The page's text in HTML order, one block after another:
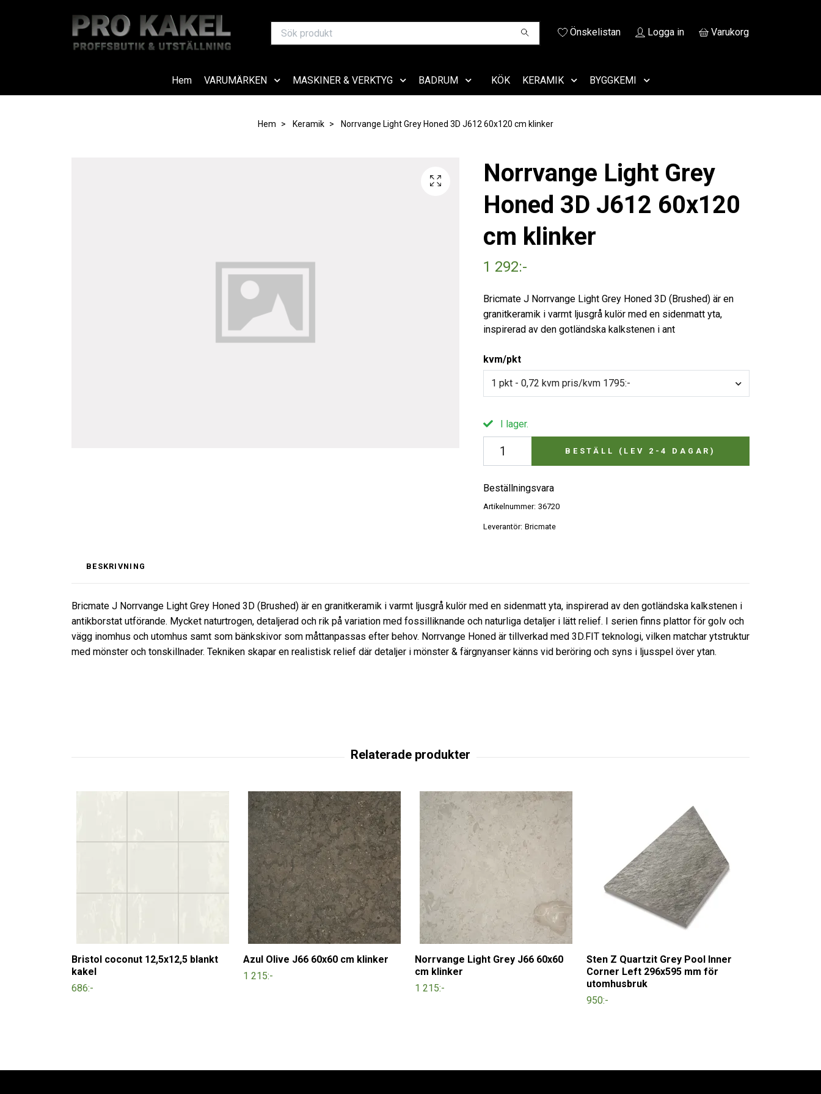
Önskelistan Logga in Varukorg
Hem VARUMÄRKEN MASKINER & VERKTYG BADRUM KÖK KERAMIK BYGGKEMI
Hem Keramik Norrvange Light Grey Honed 3D J612 60x120 cm klinker
Norrvange Light Grey
Honed 3D J612 60x120
cm klinker
1 292:-
Bricmate J Norrvange Light Grey Honed 3D (Brushed) är en
granitkeramik i varmt ljusgrå kulör med en sidenmatt yta,
inspirerad av den gotländska kalkstenen i ant
kvm/pkt
1 pkt - 0,72 kvm pris/kvm 1795:-
I lager.
BESTÄLL (LEV 2-4 DAGAR)
Beställningsvara
Artikelnummer: 36720
Leverantör: Bricmate
BESKRIVNING
Bricmate J Norrvange Light Grey Honed 3D (Brushed) är en granitkeramik i varmt ljusgrå kulör med en sidenmatt yta, inspirerad av den gotländska kalkstenen i
antikborstat utförande. Mycket naturtrogen, detaljerad och rik på variation med fossilliknande och naturliga detaljer i lätt relief. I serien finns plattor för golv och
vägg inomhus och utomhus samt som bänkskivor som måttanpassas efter behov. Norrvange Honed är tillverkad med 3D.FIT teknologi, vilken matchar ytstruktur
med mönster och tonskillnader. Tekniken skapar en realistisk relief där detaljer i mönster & färgnyanser känns vid beröring och syns i ljusspel över ytan.
Bristol coconut 12,5x12,5 blankt
kakel
686:-
Azul Olive J66 60x60 cm klinker
1 215:-
Norrvange Light Grey J66 60x60
cm klinker
1 215:-
Sten Z Quartzit Grey Pool Inner
Corner Left 296x595 mm för
utomhusbruk
950:-